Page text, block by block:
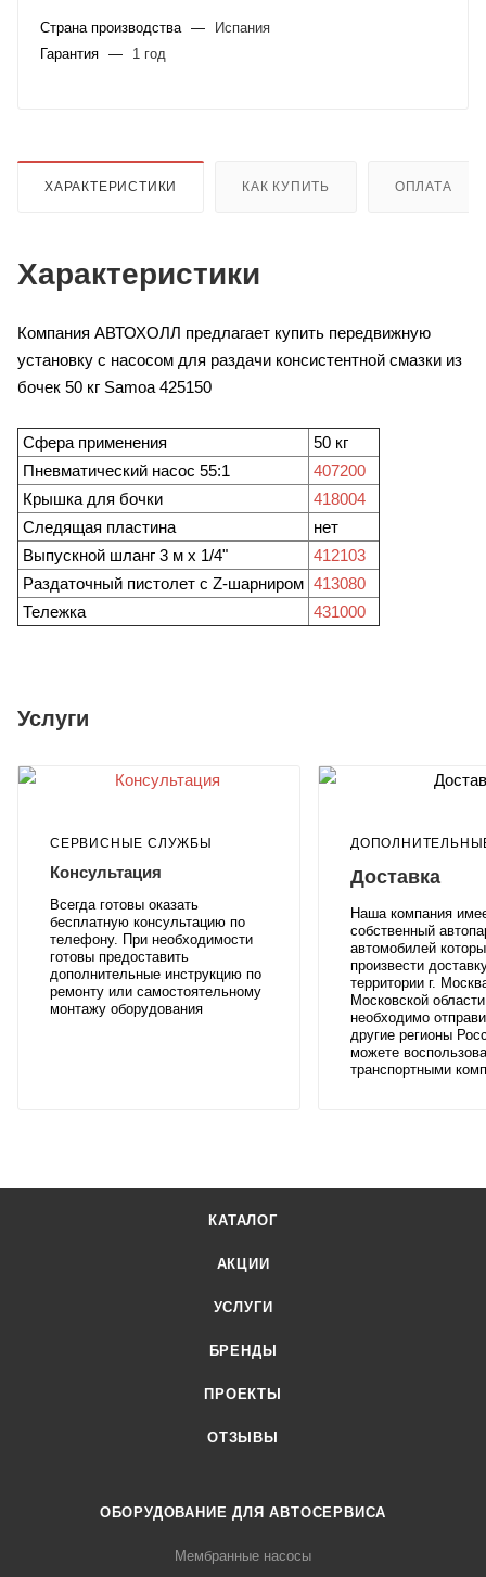
Страна производства —
Испания
Гарантия — 1 год
ХАРАКТЕРИСТИКИ КАК КУПИТЬ ОПЛАТА
Характеристики
Компания АВТОХОЛЛ предлагает купить передвижную
установку с насосом для раздачи консистентной смазки из
бочек 50 кг Samoa 425150
Сфера применения
50 кг
Пневматический насос 55:1
407200
Крышка для бочки
418004
Следящая пластина
нет
Выпускной шланг 3 м х 1/4"
412103
Раздаточный пистолет с Z-шарниром 413080
Тележка
431000
Услуги
СЕРВИСНЫЕ СЛУЖБЫ
Консультация
Всегда готовы оказать
бесплатную консультацию по
телефону. При необходимости
готовы предоставить
дополнительные инструкцию по
ремонту или самостоятельному
монтажу оборудования
Доставка
Наша компания
собственный
автомобилей
произвести
территории г.
Московской
необходимо
другие регионы
можете
транспортными
КАТАЛОГ
АКЦИИ
УСЛУГИ
БРЕНДЫ
ПРОЕКТЫ
ОТЗЫВЫ
ОБОРУДОВАНИЕ ДЛЯ АВТОСЕРВИСА
Мембранные насосы